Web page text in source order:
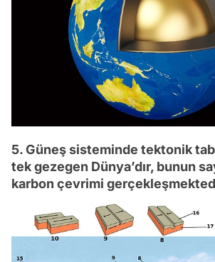
5. Güneş sisteminde tektonik
tek gezegen Dünya’dır, bunun
karbon çevrimi